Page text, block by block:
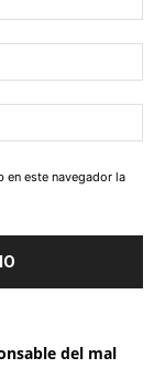
en este navegador la
del mal